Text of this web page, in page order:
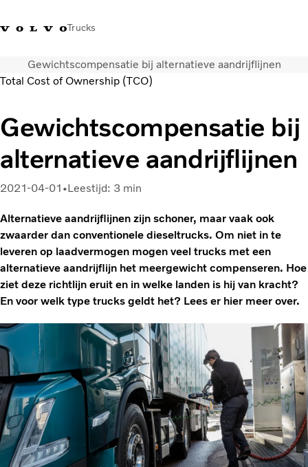
Trucks
ContactKennis vergrotenMerchandiseInloggen Nederland
Transportoplossingen
CO2-reductie
Trucks
Truck Builder
Services
Nieuws
Over ons
Gewichtscompensatie bij alternatieve aandrijflijnen
Total Cost of Ownership (TCO)
Gewichtscompensatie bij
alternatieve aandrijflijnen
2021-04-01 Leestijd: 3 min
Alternatieve aandrijflijnen zijn schoner, maar vaak ook
zwaarder dan conventionele dieseltrucks. Om niet in te
leveren op laadvermogen mogen veel trucks met een
alternatieve aandrijflijn het meergewicht compenseren. Hoe
ziet deze richtlijn eruit en in welke landen is hij van kracht?
En voor welk type trucks geldt het? Lees er hier meer over.